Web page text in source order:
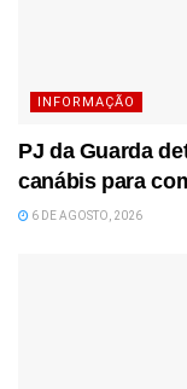
INFORMAÇÃO
PJ da Guarda
canábis para
6 DE AGOSTO, 2026